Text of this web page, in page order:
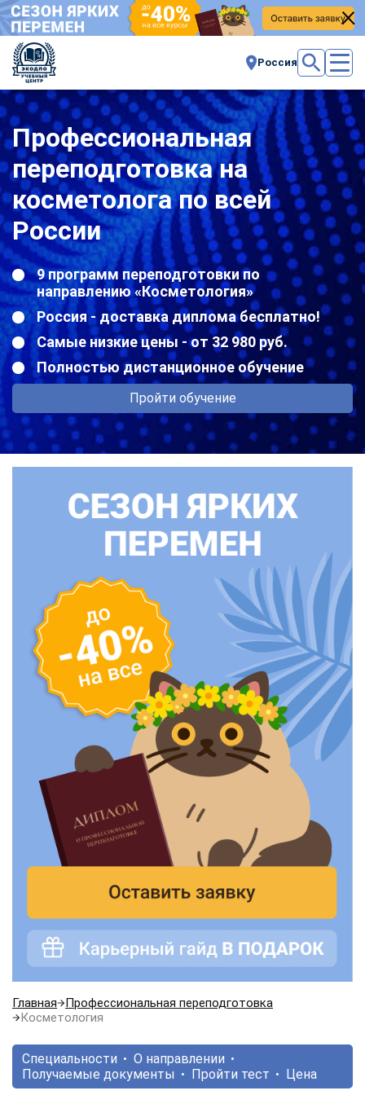
Россия
Профессиональная
переподготовка на
косметолога по всей
России
9 программ переподготовки по
направлению «Косметология»
Россия - доставка диплома бесплатно!
Самые низкие цены - от 32 980 руб.
Полностью дистанционное обучение
Пройти обучение
Главная
Профессиональная переподготовка
Косметология
Специальности
О направлении
Получаемые документы
Пройти тест Цена